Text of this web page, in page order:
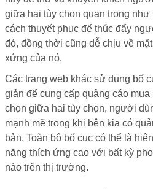
giữa hai tùy chọn quan trọng
cách thuyết phục để thúc đẩy
đó, đồng thời cũng dễ chịu về
xứng của nó.
Các trang web khác sử dụng bố
giản để cung cấp quảng cáo
chọn giữa hai tùy chọn, người
mạnh mẽ trong khi bên kia có
bản. Toàn bộ bố cục có thể là
năng thích ứng cao với bất kỳ
nào trên thị trường.